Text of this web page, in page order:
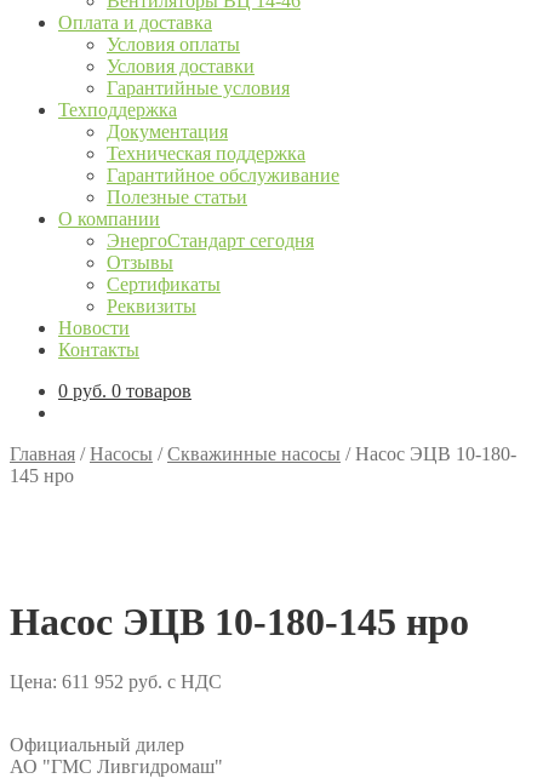
Оплата и доставка
Условия оплаты
Условия доставки
Гарантийные условия
Техподдержка
Документация
Техническая поддержка
Гарантийное обслуживание
Полезные статьи
О компании
ЭнергоСтандарт сегодня
Отзывы
Сертификаты
Реквизиты
Новости
Контакты
0 руб. 0 товаров
Главная /Насосы /Скважинные насосы /Насос ЭЦВ 10-180-
145 нро
Насос ЭЦВ 10-180-145 нро
Цена: 611 952 руб. с НДС
Официальный дилер
АО "ГМС Ливгидромаш"